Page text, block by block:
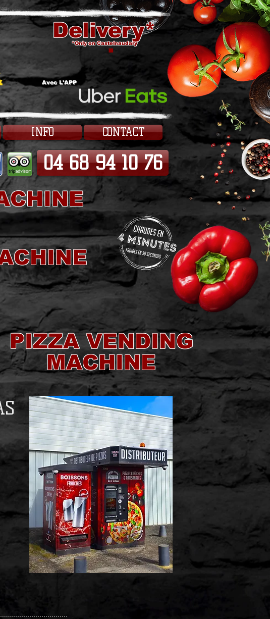
.
Delivery*
*Only on Castelnaudary
INFO CONTACT
Avec L'APP
04 68 94 10 76
PIZZA VENDING
MACHINE